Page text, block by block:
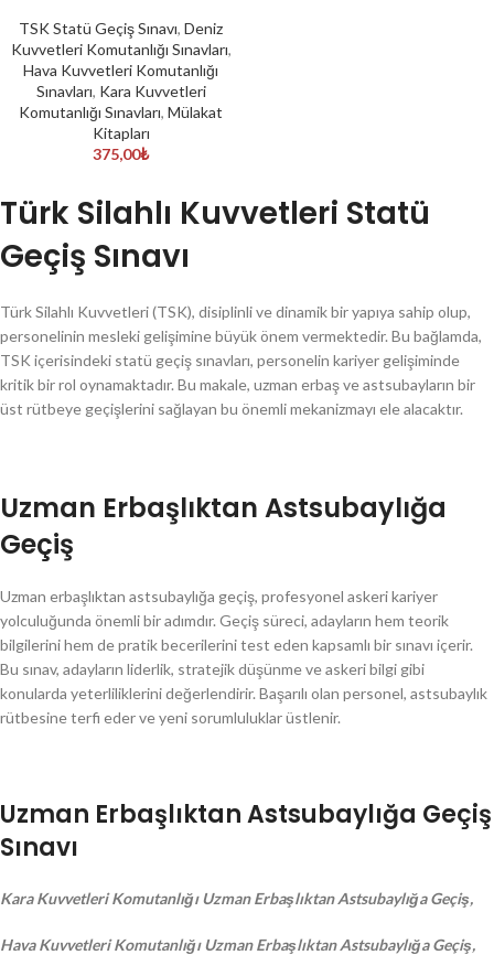
TSK Statü Geçiş Sınavı, Deniz
Kuvvetleri Komutanlığı Sınavları,
Hava Kuvvetleri Komutanlığı
Sınavları, Kara Kuvvetleri
Komutanlığı Sınavları, Mülakat
Kitapları
375,00₺
Türk Silahlı Kuvvetleri Statü
Geçiş Sınavı
Türk Silahlı Kuvvetleri (TSK), disiplinli ve dinamik bir yapıya sahip olup,
personelinin mesleki gelişimine büyük önem vermektedir. Bu bağlamda,
TSK içerisindeki statü geçiş sınavları, personelin kariyer gelişiminde
kritik bir rol oynamaktadır. Bu makale, uzman erbaş ve astsubayların bir
üst rütbeye geçişlerini sağlayan bu önemli mekanizmayı ele alacaktır.
Uzman Erbaşlıktan Astsubaylığa
Geçiş
Uzman erbaşlıktan astsubaylığa geçiş, profesyonel askeri kariyer
yolculuğunda önemli bir adımdır. Geçiş süreci, adayların hem teorik
bilgilerini hem de pratik becerilerini test eden kapsamlı bir sınavı içerir.
Bu sınav, adayların liderlik, stratejik düşünme ve askeri bilgi gibi
konularda yeterliliklerini değerlendirir. Başarılı olan personel, astsubaylık
rütbesine terfi eder ve yeni sorumluluklar üstlenir.
Uzman Erbaşlıktan Astsubaylığa Geçiş
Sınavı
Kara Kuvvetleri Komutanlığı Uzman Erbaşlıktan Astsubaylığa Geçiş,
Hava Kuvvetleri Komutanlığı Uzman Erbaşlıktan Astsubaylığa Geçiş,